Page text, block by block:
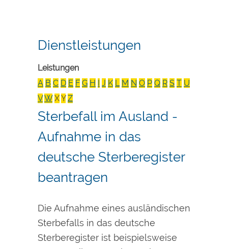
Dienstleistungen
Leistungen
A B C D E F G H I J K L M N O P Q R S T U
VW XY Z
Sterbefall im Ausland -
Aufnahme in das
deutsche Sterberegister
beantragen
Die Aufnahme eines ausländischen
Sterbefalls in das deutsche
Sterberegister ist beispielsweise